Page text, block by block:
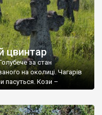
цвинтар
за стан
на околиці. Чагарів
пасуться. Кози –
старих кладовищ,
бо то улюблений